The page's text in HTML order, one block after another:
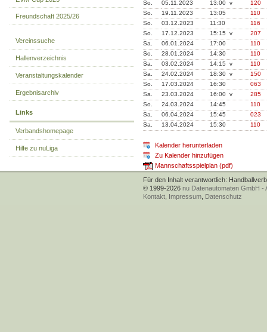
Freundschaft 2025/26
Vereinssuche
Hallenverzeichnis
Veranstaltungskalender
Ergebnisarchiv
Links
Verbandshomepage
Hilfe zu nuLiga
So.
05.11.2023 13:00 v
120
So.
19.11.2023 13:05
110
So.
03.12.2023 11:30
116
So.
17.12.2023 15:15 v
207
Sa.
06.01.2024 17:00
110
So.
28.01.2024 14:30
110
Sa.
03.02.2024 14:15 v
110
Sa.
24.02.2024 18:30 v
150
So.
17.03.2024 16:30
063
Sa.
23.03.2024 16:00 v
285
So.
24.03.2024 14:45
110
Sa.
06.04.2024 15:45
023
Sa.
13.04.2024 15:30 110
Kalender herunterladen
Zu Kalender hinzufügen
Mannschaftsspielplan (pdf)
Für den Inhalt verantwortlich:
© 1999-2026 nu Datenautomaten GmbH -
Kontakt Impressum Datenschutz